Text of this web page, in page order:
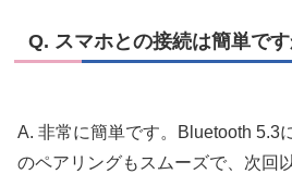
Q. スマホとの接続は簡単です
A. 非常に簡単です。Bluetooth 5.3
のペアリングもスムーズで、次回